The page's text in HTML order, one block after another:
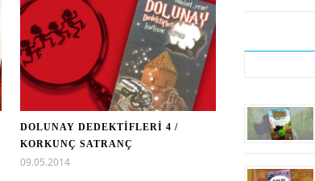
DOLUNAY DEDEKTİFLERİ 4 /
KORKUNÇ SATRANÇ
09.05.2014